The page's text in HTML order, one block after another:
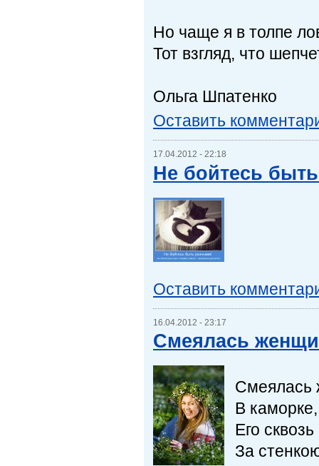
Но чаще я в толпе
Тот взгляд, что
Ольга Шпатенко
Оставить
17.04.2012 - 22:18
Не бойтесь
Оставить
16.04.2012 - 23:17
Смеялась
Смеялась
В
Его
За